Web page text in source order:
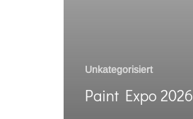
Unkategorisiert
Paint Expo 2026